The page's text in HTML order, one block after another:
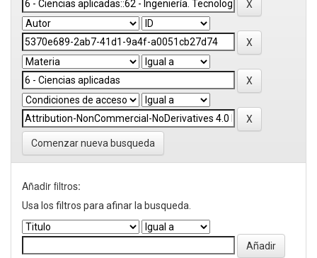
Comenzar nueva busqueda
Añadir filtros:
Usa los filtros para afinar la busqueda.